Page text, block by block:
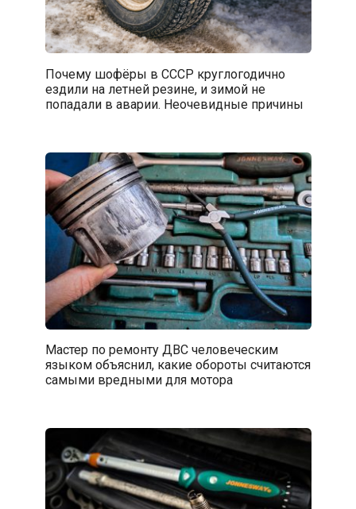
Почему шофёры в СССР круглогодично
ездили на летней резине, и зимой не
попадали в аварии. Неочевидные причины
Мастер по ремонту ДВС человеческим
языком объяснил, какие обороты считаются
самыми вредными для мотора